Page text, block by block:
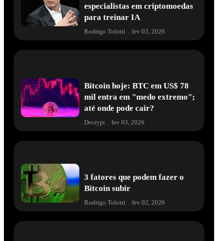
especialistas em criptomoedas
para treinar IA
Rodrigo Tolotti fev 03, 2026
Bitcoin hoje: BTC em US$ 78
mil entra em "medo extremo";
até onde pode cair?
Decrypt . fev 03, 2026
3 fatores que podem fazer o
Bitcoin subir
Rodrigo Tolotti fev 02, 2026